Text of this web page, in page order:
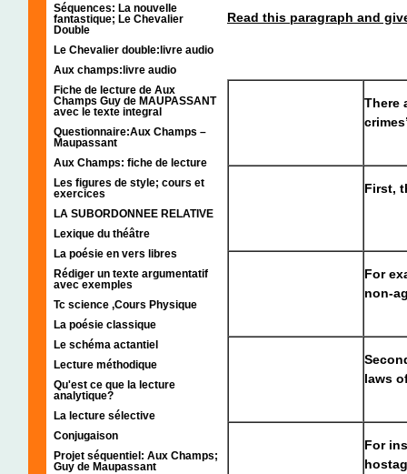
Séquences: La nouvelle
fantastique; Le Chevalier
Double
Le Chevalier double:livre audio
Aux champs:livre audio
Fiche de lecture de Aux
Champs Guy de MAUPASSANT
avec le texte integral
Questionnaire:Aux Champs –
Maupassant
Aux Champs: fiche de lecture
Les figures de style; cours et
exercices
LA SUBORDONNEE RELATIVE
Lexique du théâtre
La poésie en vers libres
Rédiger un texte argumentatif
avec exemples
Tc science ,Cours Physique
La poésie classique
Le schéma actantiel
Lecture méthodique
Qu'est ce que la lecture
analytique?
La lecture sélective
Conjugaison
Projet séquentiel: Aux Champs;
Guy de Maupassant
Read this paragraph and
There
First,
For
non-
laws
For